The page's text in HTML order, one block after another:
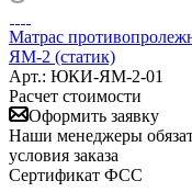
Матрас
ЯМ-2 (статик)
Арт.: ЮКИ-ЯМ-2-01
Расчет стоимости
Оформить заявку
Наши менеджеры
условия заказа
Сертификат ФСС